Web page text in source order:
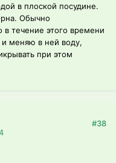
в плоской посудине.
Обычно
в течение этого времени
меняю в ней воду,
при этом
#38